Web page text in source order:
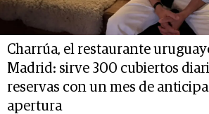
Charrúa, el restaurante
Madrid: sirve 300 cubiertos
reservas con un mes de
apertura